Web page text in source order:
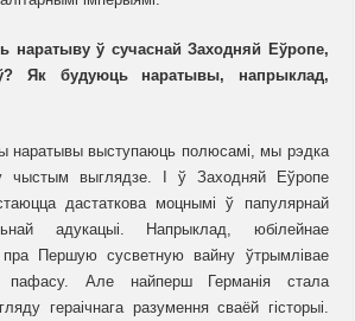
наратыву ў сучаснай Заходняй Еўропе,
Як будуюць наратывы, напрыклад,
наратывы выступаюць полюсамі, мы рэдка
чыстым выглядзе. І ў Заходняй Еўропе
дастаткова моцнымі ў папулярнай
адукацыі. Напрыклад, юбілейнае
Першую сусветную вайну ўтрымлівае
пафасу. Але найперш Германія стала
гераічнага разумення сваёй гісторыі.